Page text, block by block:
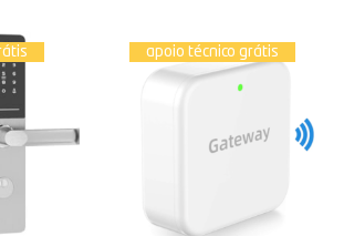
apoio técnico grátis